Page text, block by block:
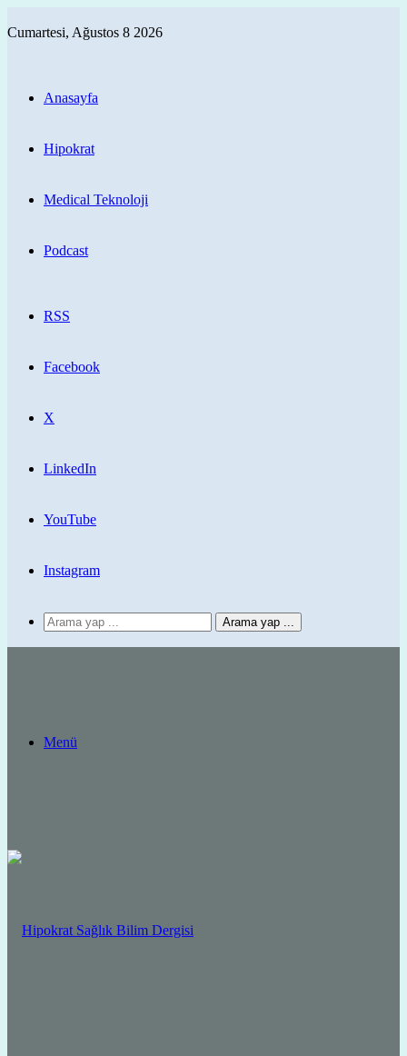
Cumartesi, Ağustos 8 2026
Anasayfa
Hipokrat
Medical Teknoloji
Podcast
RSS
Facebook
X
LinkedIn
YouTube
Instagram
Arama yap ...
Menü